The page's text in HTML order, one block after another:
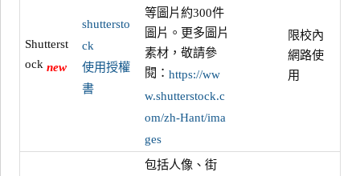
Shutterst
ocknew
shuttersto
ck
使用授權
書
等圖片約300件
圖片。更多圖片
素材，敬請參
閱：https://ww
w.shutterstock.c
om/zh-Hant/ima
ges
限校內
網路使
用
包括人像、街